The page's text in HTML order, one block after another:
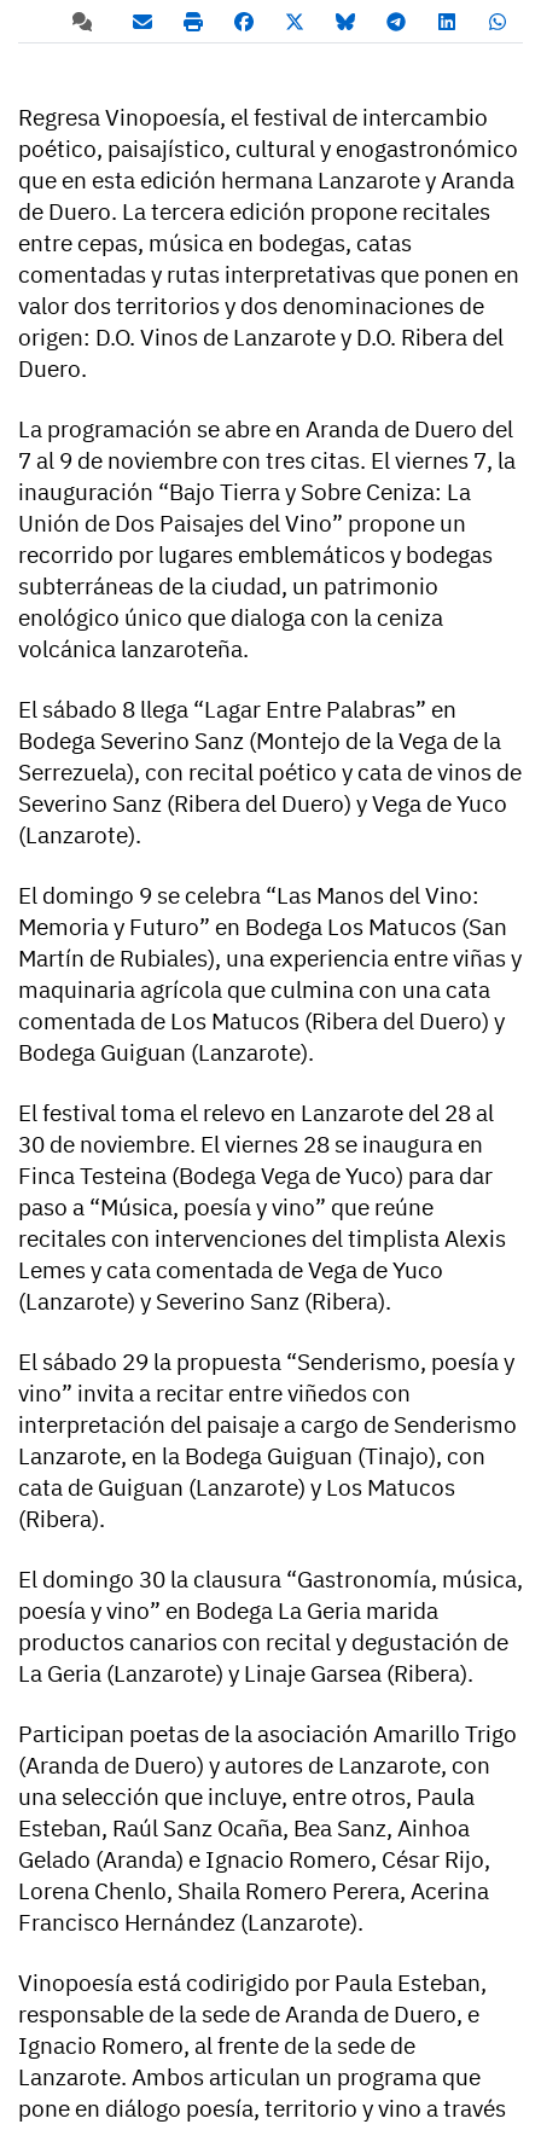
Regresa Vinopoesía, el festival de intercambio
poético, paisajístico, cultural y enogastronómico
que en esta edición hermana Lanzarote y Aranda
de Duero. La tercera edición propone recitales
entre cepas, música en bodegas, catas
comentadas y rutas interpretativas que ponen en
valor dos territorios y dos denominaciones de
origen: D.O. Vinos de Lanzarote y D.O. Ribera del
Duero.
La programación se abre en Aranda de Duero del
7 al 9 de noviembre con tres citas. El viernes 7, la
inauguración “Bajo Tierra y Sobre Ceniza: La
Unión de Dos Paisajes del Vino” propone un
recorrido por lugares emblemáticos y bodegas
subterráneas de la ciudad, un patrimonio
enológico único que dialoga con la ceniza
volcánica lanzaroteña.
El sábado 8 llega “Lagar Entre Palabras” en
Bodega Severino Sanz (Montejo de la Vega de la
Serrezuela), con recital poético y cata de vinos de
Severino Sanz (Ribera del Duero) y Vega de Yuco
(Lanzarote).
El domingo 9 se celebra “Las Manos del Vino:
Memoria y Futuro” en Bodega Los Matucos (San
Martín de Rubiales), una experiencia entre viñas y
maquinaria agrícola que culmina con una cata
comentada de Los Matucos (Ribera del Duero) y
Bodega Guiguan (Lanzarote).
El festival toma el relevo en Lanzarote del 28 al
30 de noviembre. El viernes 28 se inaugura en
Finca Testeina (Bodega Vega de Yuco) para dar
paso a “Música, poesía y vino” que reúne
recitales con intervenciones del timplista Alexis
Lemes y cata comentada de Vega de Yuco
(Lanzarote) y Severino Sanz (Ribera).
El sábado 29 la propuesta “Senderismo, poesía y
vino” invita a recitar entre viñedos con
interpretación del paisaje a cargo de Senderismo
Lanzarote, en la Bodega Guiguan (Tinajo), con
cata de Guiguan (Lanzarote) y Los Matucos
(Ribera).
El domingo 30 la clausura “Gastronomía, música,
poesía y vino” en Bodega La Geria marida
productos canarios con recital y degustación de
La Geria (Lanzarote) y Linaje Garsea (Ribera).
Participan poetas de la asociación Amarillo Trigo
(Aranda de Duero) y autores de Lanzarote, con
una selección que incluye, entre otros, Paula
Esteban, Raúl Sanz Ocaña, Bea Sanz, Ainhoa
Gelado (Aranda) e Ignacio Romero, César Rijo,
Lorena Chenlo, Shaila Romero Perera, Acerina
Francisco Hernández (Lanzarote).
Vinopoesía está codirigido por Paula Esteban,
responsable de la sede de Aranda de Duero, e
Ignacio Romero, al frente de la sede de
Lanzarote. Ambos articulan un programa que
pone en diálogo poesía, territorio y vino a través